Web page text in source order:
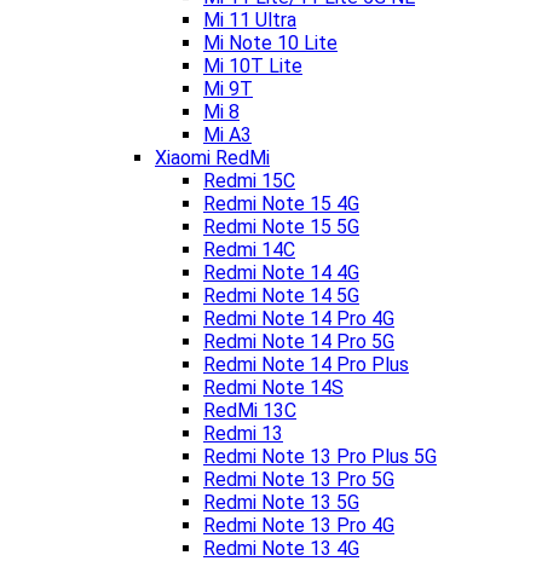
Mi 11 Ultra
Mi Note 10 Lite
Mi 10T Lite
Mi 9T
Mi 8
Mi A3
Xiaomi RedMi
Redmi 15C
Redmi Note 15 4G
Redmi Note 15 5G
Redmi 14C
Redmi Note 14 4G
Redmi Note 14 5G
Redmi Note 14 Pro 4G
Redmi Note 14 Pro 5G
Redmi Note 14 Pro Plus
Redmi Note 14S
RedMi 13C
Redmi 13
Redmi Note 13 Pro Plus 5G
Redmi Note 13 Pro 5G
Redmi Note 13 5G
Redmi Note 13 Pro 4G
Redmi Note 13 4G